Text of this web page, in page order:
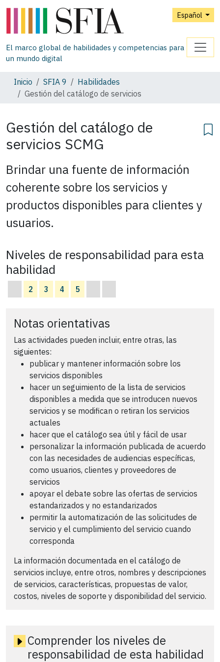
Español
El marco global de habilidades y competencias para
un mundo digital
Inicio SFIA 9
Habilidades
Gestión del catálogo de servicios
Gestión del catálogo de
servicios SCMG
Brindar una fuente de información
coherente sobre los servicios y
productos disponibles para clientes y
usuarios.
Niveles de responsabilidad para esta
habilidad
2 3 4 5
Notas orientativas
Las actividades pueden incluir, entre otras, las
siguientes:
publicar y mantener información sobre los
servicios disponibles
hacer un seguimiento de la lista de servicios
disponibles a medida que se introducen nuevos
servicios y se modifican o retiran los servicios
actuales
hacer que el catálogo sea útil y fácil de usar
personalizar la información publicada de acuerdo
con las necesidades de audiencias específicas,
como usuarios, clientes y proveedores de
servicios
apoyar el debate sobre las ofertas de servicios
estandarizados y no estandarizados
permitir la automatización de las solicitudes de
servicio y el cumplimiento del servicio cuando
corresponda
La información documentada en el catálogo de
servicios incluye, entre otros, nombres y descripciones
de servicios, características, propuestas de valor,
costos, niveles de soporte y disponibilidad del servicio.
Comprender los niveles de
responsabilidad de esta habilidad